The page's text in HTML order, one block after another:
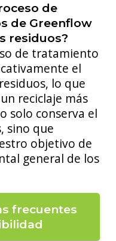
de
de Greenflow
residuos?
de tratamiento
el
lo que
reciclaje más
solo conserva el
sino que
objetivo de
general de los
frecuentes